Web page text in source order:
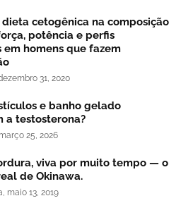
dieta cetogênica na composição
potência e perfis
em homens que fazem
31, 2020
e banho gelado
a testosterona?
25, 2026
viva por muito tempo — o
de Okinawa.
maio 13, 2019